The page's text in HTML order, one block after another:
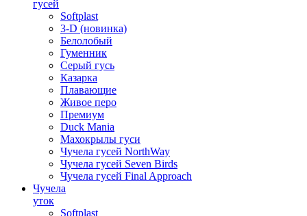
гусей
Softplast
3-D (новинка)
Белолобый
Гуменник
Серый гусь
Казарка
Плавающие
Живое перо
Премиум
Duck Mania
Махокрылы гуси
Чучела гусей NorthWay
Чучела гусей Seven Birds
Чучела гусей Final Approach
Чучела
уток
Softplast